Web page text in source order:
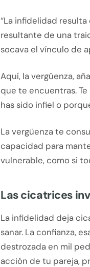
“La infidelidad resulta
resultante de una
socava el vínculo de
Aquí, la vergüenza,
que te encuentras.
has sido infiel o
La vergüenza te
capacidad para
vulnerable, como si
Las cicatrices
La infidelidad deja
sanar. La confianza,
destrozada en mil
acción de tu pareja,